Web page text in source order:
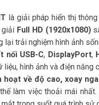
là giải pháp hiển thị
giải Full HD (1920x1080)
lại trải nghiệm hình ảnh
nối USB-C, DisplayPort,
hình ảnh và điện năng
hoạt về độ cao, xoay
làm việc thoải mái